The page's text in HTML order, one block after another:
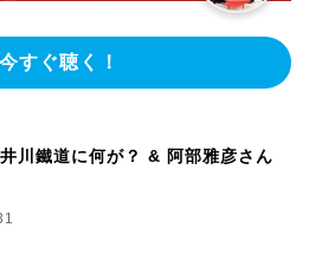
今すぐ聴く！
川鐵道に何が？ & 阿部雅彦さん